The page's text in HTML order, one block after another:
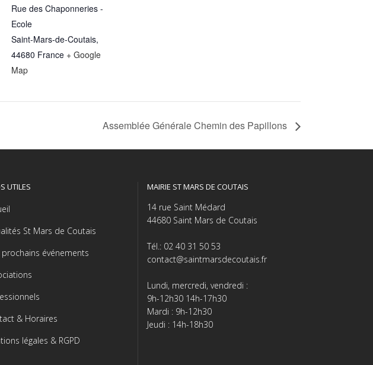
Rue des Chaponneries -
Ecole
Saint-Mars-de-Coutais,
44680 France + Google
Map
Assemblée Générale Chemin des Papillons
UTILES
St Mars de Coutais
prochains événements
& Horaires
légales & RGPD
MAIRIE ST MARS DE COUTAIS
14 rue Saint Médard
44680 Saint Mars de Coutais
Tél.: 02 40 31 50 53
contact@saintmarsdecoutais.fr
Lundi, mercredi, vendredi :
9h-12h30 14h-17h30
Mardi : 9h-12h30
Jeudi : 14h-18h30